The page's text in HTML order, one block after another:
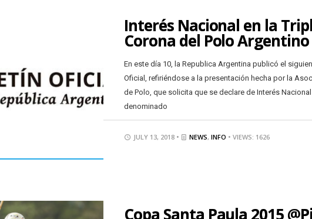
Interés Nacional en la
Corona del Polo Argentino
En este día 10, la Republica Argentina publicó el
Oficial, refiriéndose a la presentación hecha por la
de Polo, que solicita que se declare de Interés
denominado
JULY 13, 2018 • NEWS, INFO • VIEWS: 1626
Copa Santa Paula 2015